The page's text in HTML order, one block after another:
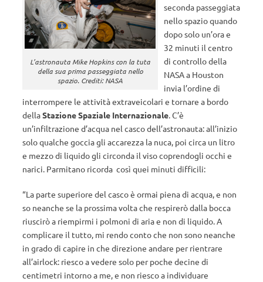
L’astronauta Mike Hopkins con la tuta
della sua prima passeggiata nello
spazio. Crediti: NASA
seconda passeggiata
nello spazio quando
dopo solo un’ora e
32 minuti il centro
di controllo della
NASA a Houston
invia l’ordine di
interrompere le attività extraveicolari e tornare a bordo
dellaStazione Spaziale Internazionale. C’è
un’infiltrazione d’acqua nel casco dell’astronauta: all’inizio
solo qualche goccia gli accarezza la nuca, poi circa un litro
e mezzo di liquido gli circonda il viso coprendogli occhi e
narici. Parmitano ricorda così quei minuti difficili:
“La parte superiore del casco è ormai piena di acqua, e non
so neanche se la prossima volta che respirerò dalla bocca
riuscirò a riempirmi i polmoni di aria e non di liquido. A
complicare il tutto, mi rendo conto che non sono neanche
in grado di capire in che direzione andare per rientrare
all’airlock: riesco a vedere solo per poche decine di
centimetri intorno a me, e non riesco a individuare